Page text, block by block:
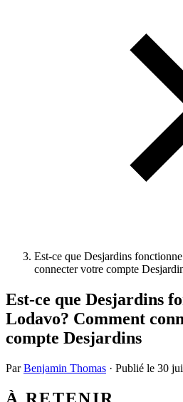
Est-ce que Desjardins
connecter votre compte
Est-ce que Desjardins
Lodavo? Comment
compte Desjardins
ParBenjamin Thomas · Publié le 30
À RETENIR